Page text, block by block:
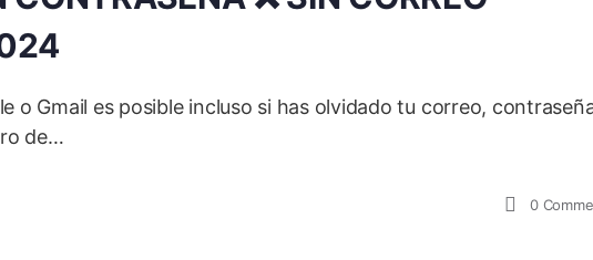
o Gmail es posible incluso si has olvidado tu correo,
de…
0